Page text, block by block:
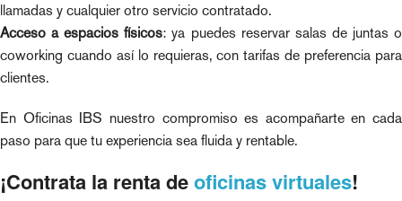
llamadas y cualquier otro servicio contratado.
Acceso a espacios físicos: ya puedes reservar salas de juntas o
coworking cuando así lo requieras, con tarifas de preferencia para
clientes.
En Oficinas IBS nuestro compromiso es acompañarte en cada
paso para que tu experiencia sea fluida y rentable.
¡Contrata la renta deoficinas virtuales!